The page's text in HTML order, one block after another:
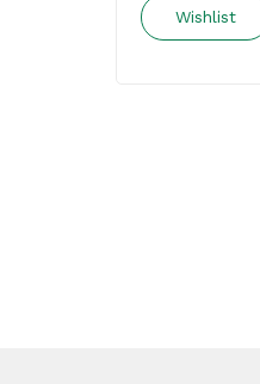
Wishlist